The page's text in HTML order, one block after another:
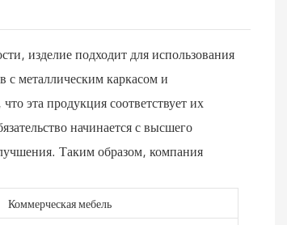
изделие подходит для использования
с металлическим каркасом и
эта продукция соответствует их
начинается с высшего
Таким образом, компания
Коммерческая мебель